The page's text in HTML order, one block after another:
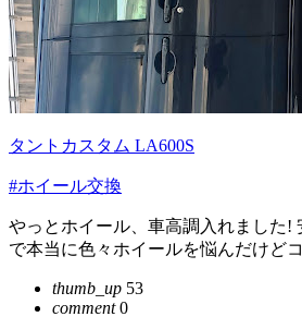
タントカスタム LA600S
#ホイール交換
やっとホイール、車高調入れました!
で本当に色々ホイールを悩んだけど
thumb_up 53
comment0